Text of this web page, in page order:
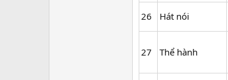
26
Hát nói
27 Thể hành